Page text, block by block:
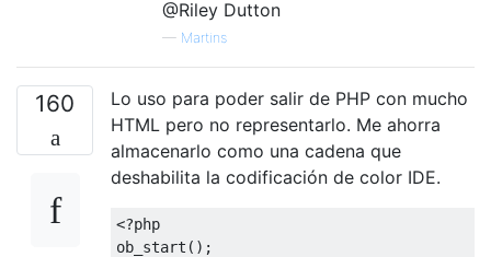
@Riley Dutton
— Martins
160
Lo uso para poder salir de PHP con mucho
HTML pero no representarlo. Me ahorra
almacenarlo como una cadena que
deshabilita la codificación de color IDE.
<?php
ob_start ();